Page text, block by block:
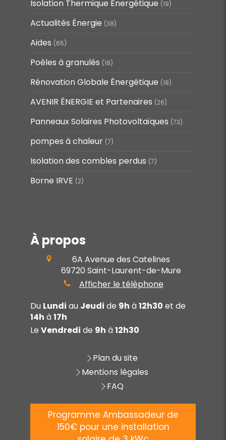
Isolation Thermique Énergétique (19)
Actualités Énergie (38)
Aides (65)
Poêles à granulés (18)
Rénovation Globale Énergétique (18)
AVENIR ÉNERGIE et Partenaires (26)
Panneaux Solaires Photovoltaïques (73)
pompes à chaleur (7)
Isolation des combles perdus (7)
Borne IRVE (2)
À propos
6A Avenue des Catelines
69720 Saint-Laurent-de-Mure
Afficher le téléphone
Du Lundi au Jeudi de 9h à12h30 et de
14h à17h
Le Vendredi de 9h à12h30
Plan du site
Mentions légales
FAQ
Programme Ambassadeur de
150€ pour une installation